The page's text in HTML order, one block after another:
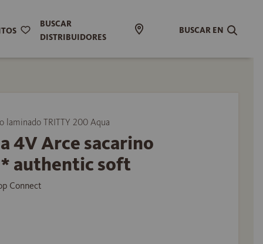
BUSCAR
DISTRIBUIDORES
BUSCAR EN
laminado TRITTY 200 Aqua
4V Arce sacarino
authentic soft
Connect